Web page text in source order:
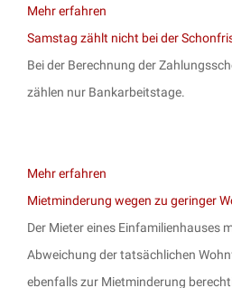
Mehr erfahren
Samstag zählt nicht bei der
Bei der Berechnung der
zählen nur Bankarbeitstage.
Mehr erfahren
Mietminderung wegen zu geringer
Der Mieter eines Einfamilienhauses
Abweichung der tatsächlichen
ebenfalls zur Mietminderung